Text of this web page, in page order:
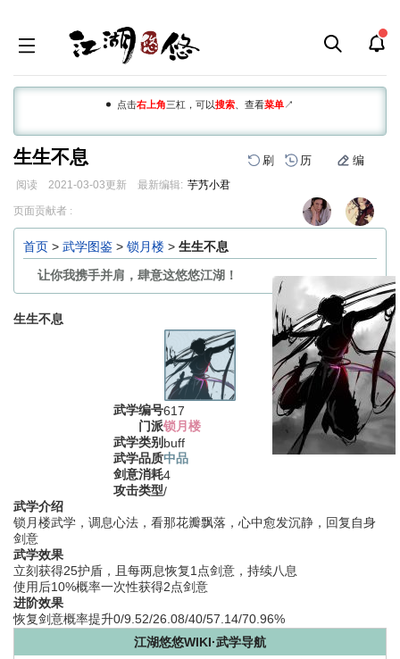
点击右上角三杠，可以搜索 、查看菜单↗
生生不息 刷 历 编
阅读 2021-03-03更新 最新编辑: 芋艿小君
跳
导
航
跳
搜
索
页面贡献者 :
首页 > 武学图鉴 > 锁月楼 > 生生不息
让你我携手并肩，肆意这悠悠江湖！
生生不息
武学编号617
门派锁月楼
武学类别 buff
武学品质中品
剑意消耗4
攻击类型/
武学介绍
锁月楼武学，调息心法，看那花瓣飘落，心中愈发沉静，回复自身
剑意
武学效果
立刻获得25护盾，且每两息恢复1点剑意，持续八息
使用后10%概率一次性获得2点剑意
进阶效果
恢复剑意概率提升0/9.52/26.08/40/57.14/70.96%
江湖悠悠WIKI·武学导航